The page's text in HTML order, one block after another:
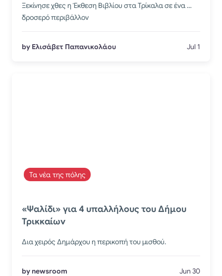
Ξεκίνησε χθες η Έκθεση Βιβλίου στα Τρίκαλα σε ένα …
δροσερό περιβάλλον
by Ελισάβετ Παπανικολάου Jul 1
Τα νέα της πόλης
​«Ψαλίδι» για 4 υπαλλήλους του Δήμου
Τρικκαίων
Δια χειρός Δημάρχου η περικοπή του μισθού.
by newsroom Jun 30